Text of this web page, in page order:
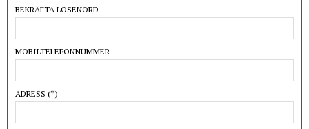
BEKRÄFTA LÖSENORD
MOBILTELEFONNUMMER
ADRESS (*)